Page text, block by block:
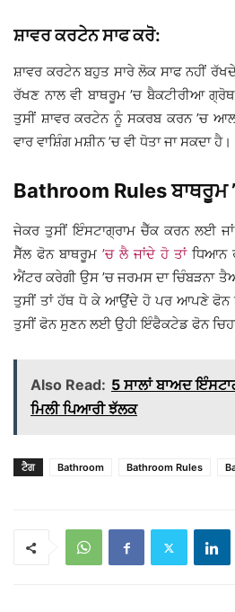
ਸ਼ਾਵਰ ਕਰਟੇਨ ਸਾਫ ਕਰੋ:
ਸ਼ਾਵਰ ਕਰਟੇਨ ਬਹੁਤ ਸਾਰੇ ਲੋਕ ਸਾਫ ਨਹੀਂ
ਰੱਖਣ ਨਾਲ ਵੀ ਬਾਥਰੂਮ ’ਚ ਬੈਕਟੀਰੀਆ
ਤੁਸੀਂ ਸ਼ਾਵਰ ਕਰਟੇਨ ਨੂੰ ਸਕਰਬ ਕਰਨ ’ਚ
ਵਾਰ ਵਾਸ਼ਿੰਗ ਮਸ਼ੀਨ ’ਚ ਵੀ ਧੋਤਾ ਜਾ ਸਕਦਾ ਹੈ।
Bathroom Rules ਬਾਥਰੂਮ
ਜੇਕਰ ਤੁਸੀਂ ਇੰਸਟਾਗ੍ਰਾਮ ਚੈੱਕ ਕਰਨ ਲਈ
ਸੈੱਲ ਫੋਨ ਬਾਥਰੂਮ ’ਚ ਲੈ ਜਾਂਦੇ ਹੋ ਤਾਂਧਿਆਨ
ਐਂਟਰ ਕਰੇਗੀ ਉਸ ’ਚ ਜਰਮਸ ਦਾ ਚਿੰਬੜਨਾ
ਤੁਸੀਂ ਤਾਂ ਹੱਥ ਧੋ ਕੇ ਆਉਂਦੇ ਹੋ ਪਰ ਆਪਣੇ ਫੋਨ
ਤੁਸੀਂ ਫੋਨ ਸੁਣਨ ਲਈ ਉਹੀ ਇੰਫੈਕਟੇਡ ਫੋਨ
Also Read: 5 ਸਾਲਾਂ ਬਾਅਦ
ਮਿਲੀ ਪਿਆਰੀ ਝੱਲਕ
ਟੈਗ Bathroom Bathroom Rules